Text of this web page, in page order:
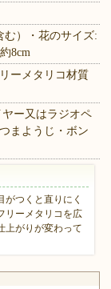
む）・花のサイズ:
8cm
ーメタリコ材質
ー又はラジオペ
まようじ・ボン
がつくと直りにく
リーメタリコを広
上がりが変わって